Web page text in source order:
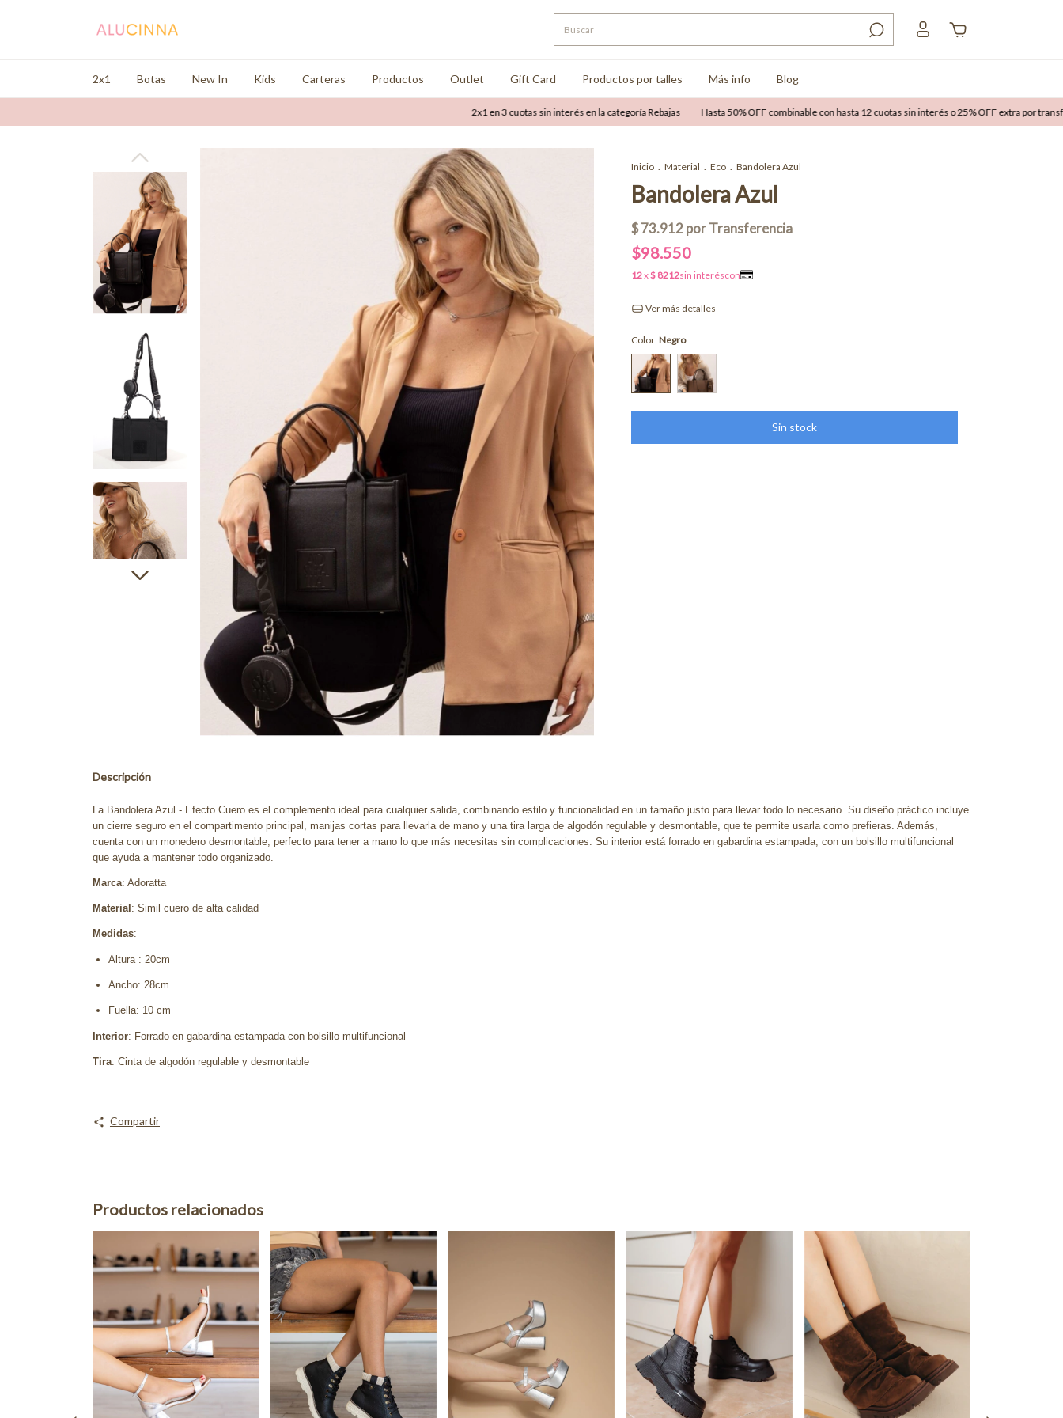
2x1 Botas New In Kids Carteras Productos Outlet Gift Card Productos por talles Más info Blog
2x1 en 3 cuotas sin interés en la categoría Rebajas Hasta 50% OFF combinable con hasta 12 cuotas sin interés o 25% OFF extra por transferencia
Inicio . Material . Eco . Bandolera Azul
Bandolera Azul
$98.550
Ver más detalles
Color:Negro
Descripción
La Bandolera Azul - Efecto Cuero es el complemento ideal para cualquier salida, combinando estilo y funcionalidad en un tamaño justo para llevar todo lo necesario. Su diseño práctico incluye
un cierre seguro en el compartimento principal, manijas cortas para llevarla de mano y una tira larga de algodón regulable y desmontable, que te permite usarla como prefieras. Además,
cuenta con un monedero desmontable, perfecto para tener a mano lo que más necesitas sin complicaciones. Su interior está forrado en gabardina estampada, con un bolsillo multifuncional
que ayuda a mantener todo organizado.
Marca: Adoratta
Material : Simil cuero de alta calidad
Medidas:
Altura : 20cm
Ancho: 28cm
Fuella: 10 cm
Interior: Forrado en gabardina estampada con bolsillo multifuncional
Tira: Cinta de algodón regulable y desmontable
Compartir
Productos relacionados